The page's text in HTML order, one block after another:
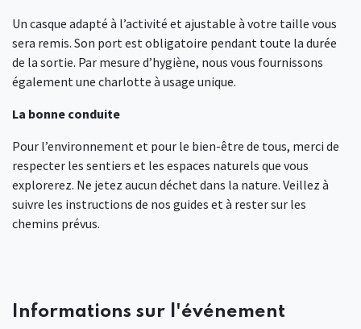
Un casque adapté à l’activité et ajustable à votre taille vous
sera remis. Son port est obligatoire pendant toute la durée
de la sortie. Par mesure d’hygiène, nous vous fournissons
également une charlotte à usage unique.
La bonne conduite
Pour l’environnement et pour le bien-être de tous, merci de
respecter les sentiers et les espaces naturels que vous
explorerez. Ne jetez aucun déchet dans la nature. Veillez à
suivre les instructions de nos guides et à rester sur les
chemins prévus.
Informations sur l'événement